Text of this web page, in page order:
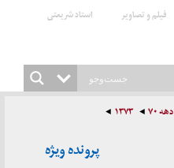
فیلم و تصاویر
استاد شریعتی
دهه ۷۰ ۱۳۷۳
پرونده ویژه